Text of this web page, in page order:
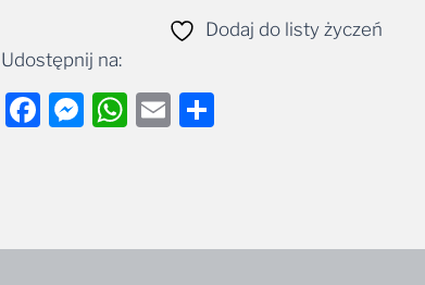
Dodaj do listy życzeń
Udostępnij na:
Facebook
Messenger
WhatsApp
EmailShare